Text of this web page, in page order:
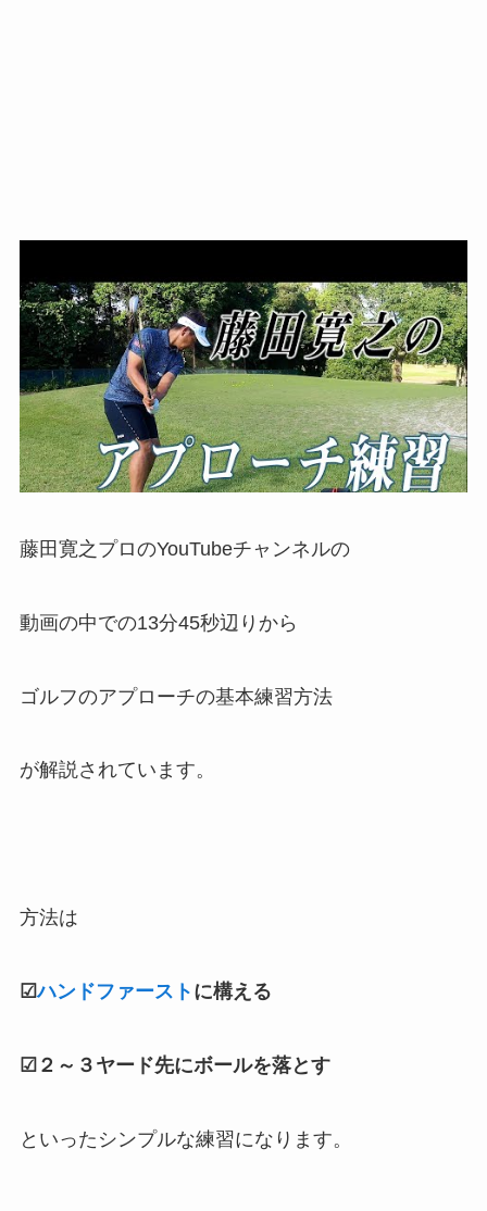
藤田寛之プロのYouTubeチャンネルの
動画の中での13分45秒辺りから
ゴルフのアプローチの基本練習方法
が解説されています。
方法は
☑ハンドファースト に構える
☑２～３ヤード先にボールを落とす
といったシンプルな練習になります。